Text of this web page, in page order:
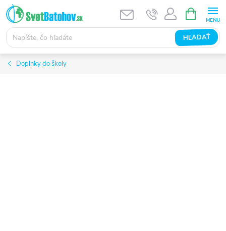
Prejsť
na
obsah
HĽADAŤ
KOŠÍK
Doplnky do školy